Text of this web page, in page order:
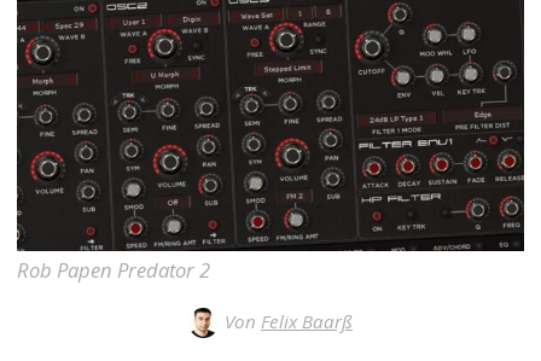
Rob Papen Predator 2
Von Felix Baarß